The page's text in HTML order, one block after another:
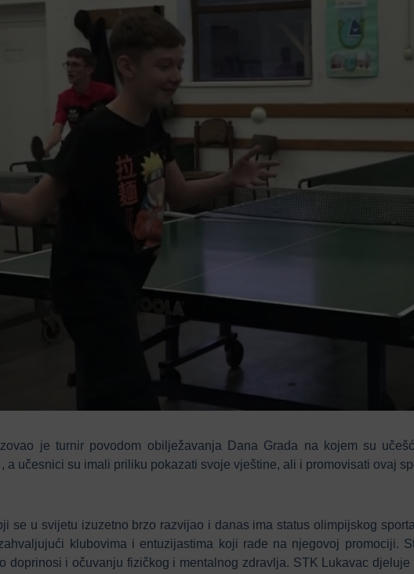
je turnir povodom obilježavanja Dana Grada na kojem su
a učesnici su imali priliku pokazati svoje vještine, ali i promovisati ovaj
se u svijetu izuzetno brzo razvijao i danas ima status olimpijskog
klubovima i entuzijastima koji rade na njegovoj promociji.
doprinosi i očuvanju fizičkog i mentalnog zdravlja. STK Lukavac